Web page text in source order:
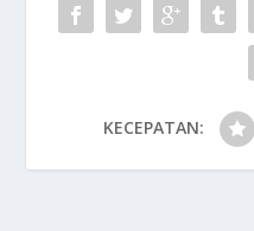
KECEPATAN: